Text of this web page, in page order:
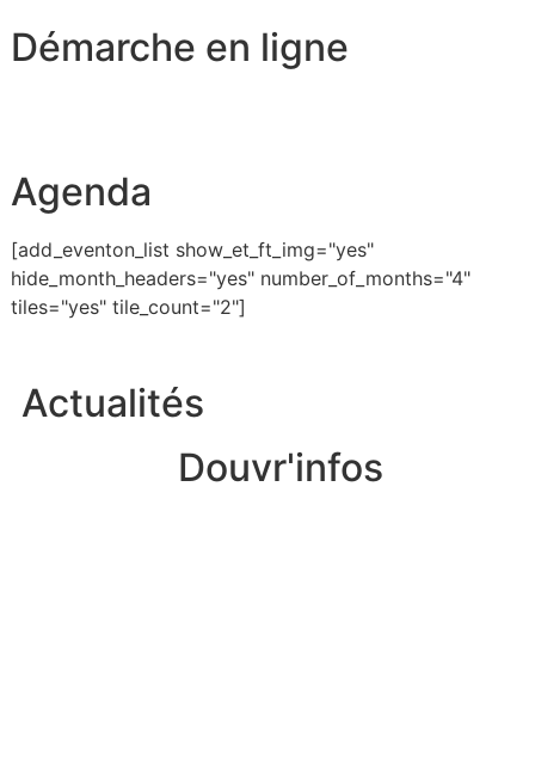
Démarche en ligne
Agenda
[add_eventon_list show_et_ft_img="yes"
hide_month_headers="yes" number_of_months="4"
tiles="yes" tile_count="2"]
Actualités
Douvr'infos